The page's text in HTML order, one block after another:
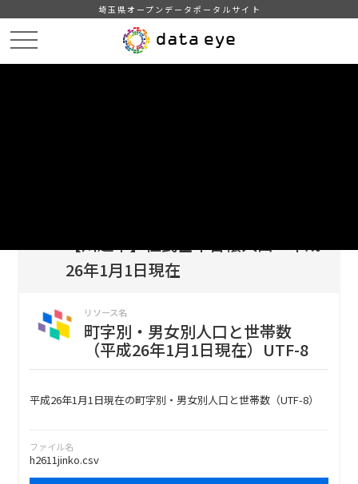
埼玉県オープンデータポータルサイト
【川越市】住民基本台帳人口 平成
26年1月1日現在
リソース名
町字別・男女別人口と世帯数
（平成26年1月1日現在）UTF-8
平成26年1月1日現在の町字別・男女別人口と世帯数（UTF-8）
ファイル名
h2611jinko.csv